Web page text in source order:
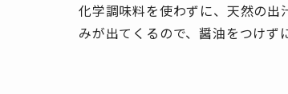
化学調味料を使わずに、天然の出
みが出てくるので、醤油をつけず